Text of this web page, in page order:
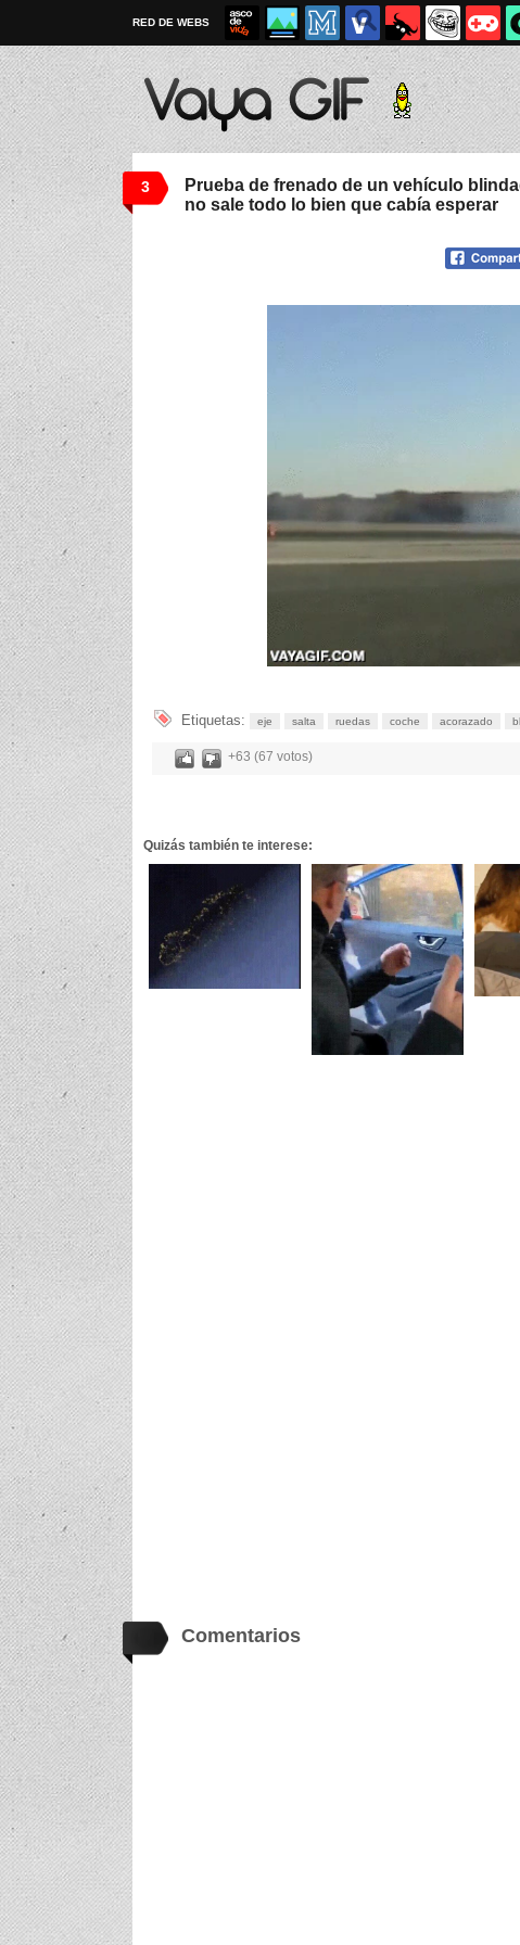
RED DE WEBS
3
Prueba de frenado de un vehículo
no sale todo lo bien que cabía esperar
Etiquetas: eje salta ruedas coche acorazado
+63 (67 votos)
Quizás también te interese:
Comentarios